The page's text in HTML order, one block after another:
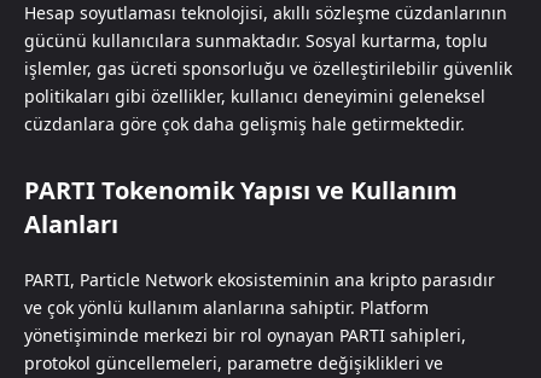
Hesap soyutlaması teknolojisi, akıllı sözleşme cüzdanlarının
gücünü kullanıcılara sunmaktadır. Sosyal kurtarma, toplu
işlemler, gas ücreti sponsorluğu ve özelleştirilebilir güvenlik
politikaları gibi özellikler, kullanıcı deneyimini geleneksel
cüzdanlara göre çok daha gelişmiş hale getirmektedir.
PARTI Tokenomik Yapısı ve Kullanım
Alanları
PARTI, Particle Network ekosisteminin ana kripto parasıdır
ve çok yönlü kullanım alanlarına sahiptir. Platform
yönetişiminde merkezi bir rol oynayan PARTI sahipleri,
protokol güncellemeleri, parametre değişiklikleri ve